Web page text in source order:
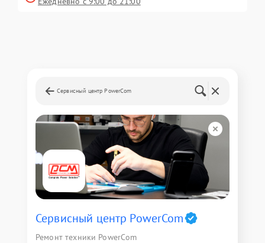
Сервисный центр PowerCom
Сервисный центр PowerCom
Ремонт техники PowerCom